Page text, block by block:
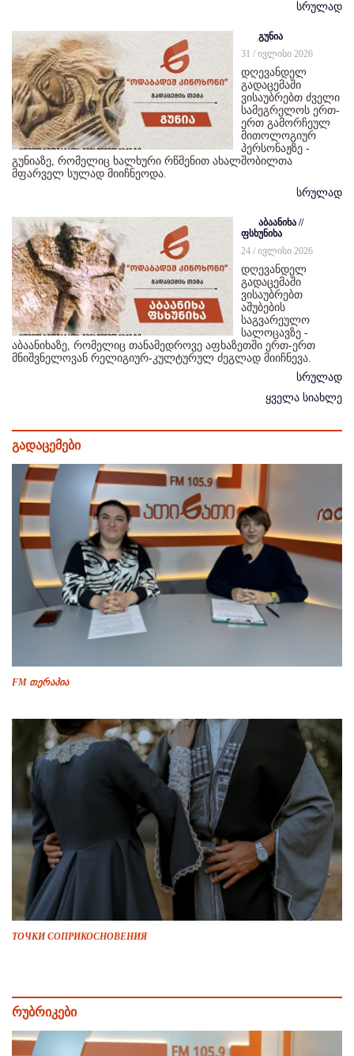
სრულად
გუნია
31 / ივლისი 2026
დღევანდელ
გადაცემაში
ვისაუბრებთ ძველი
სამეგრელოს ერთ-
ერთ გამორჩეულ
მითოლოგიურ
პერსონაჟზე -
გუნიაზე, რომელიც ხალხური რწმენით ახალშობილთა
მფარველ სულად მიიჩნეოდა.
სრულად
აბაანიხა //
ფსხუნიხა
24 / ივლისი 2026
დღევანდელ
გადაცემაში
ვისაუბრებთ
აშუბების
საგვარეულო
სალოცავზე -
აბაანიხაზე, რომელიც თანამედროვე აფხაზეთში ერთ-ერთ
მნიშვნელოვან რელიგიურ-კულტურულ ძეგლად მიიჩნევა.
სრულად
ყველა სიახლე
გადაცემები
FM თერაპია
ТОЧКИ СОПРИКОСНОВЕНИЯ
რუბრიკები